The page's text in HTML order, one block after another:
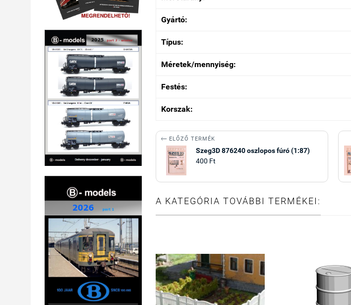
Gyártó:
Típus:
Méretek/mennyiség:
Festés:
Korszak:
 ELŐZŐ TERMÉK
Szeg3D 876240 oszlopos fúró (1:87)
400 Ft
A KATEGÓRIA TOVÁBBI TERMÉKEI: